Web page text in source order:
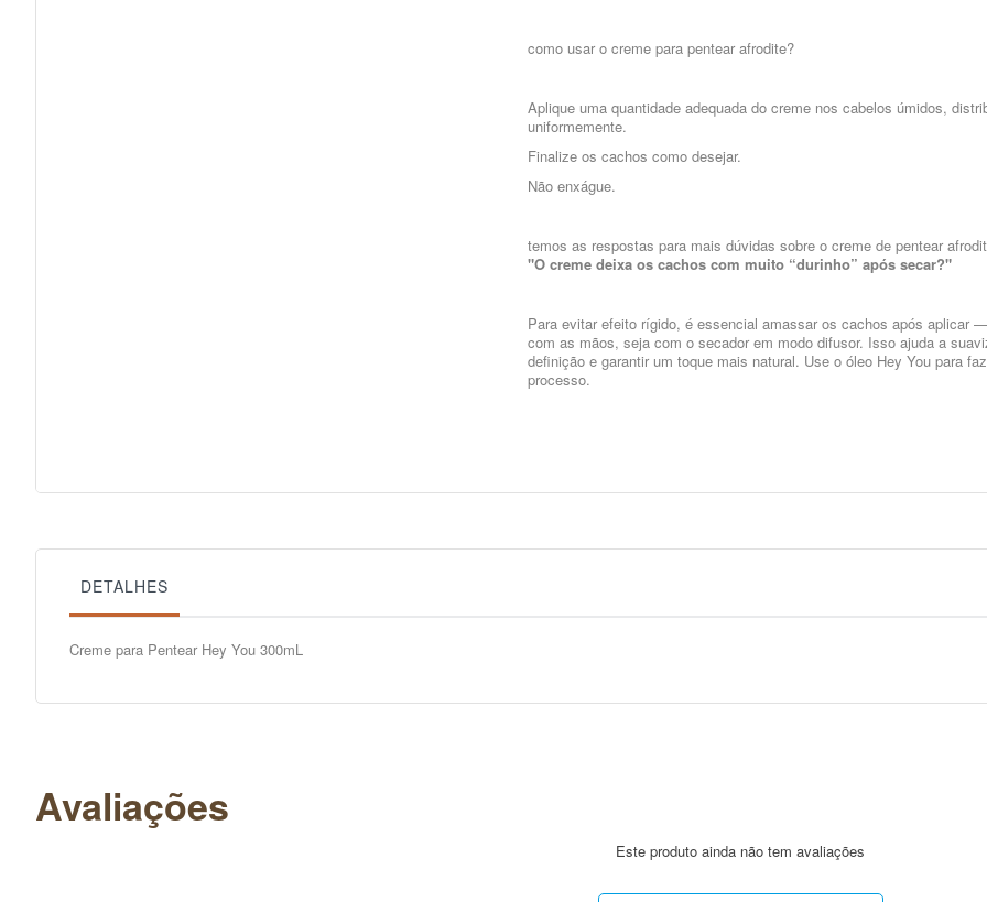
como usar o creme para pentear afrodite?
Aplique uma quantidade adequada do creme nos cabelos úmidos,
uniformemente.
Finalize os cachos como desejar.
Não enxágue.
temos as respostas para mais dúvidas sobre o creme de pentear
"O creme deixa os cachos com muito “durinho” após secar?"
Para evitar efeito rígido, é essencial amassar os cachos após aplicar
com as mãos, seja com o secador em modo difusor. Isso ajuda a
definição e garantir um toque mais natural. Use o óleo Hey You para
processo.
DETALHES
Creme para Pentear Hey You 300mL
Avaliações
Este produto ainda não tem avaliações